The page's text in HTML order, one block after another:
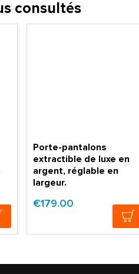
consultés
Porte-pantalons
extractible de luxe en
argent, réglable en
largeur.
€179.00